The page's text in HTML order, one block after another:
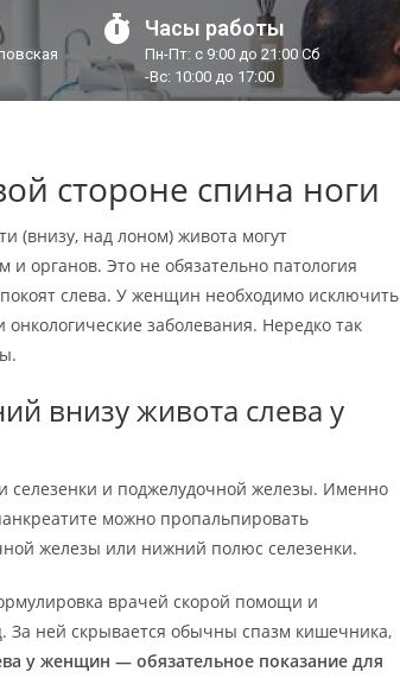
Часы работы
Пн-Пт: с 9:00 до 21:00 Сб
-Вс: 10:00 до 17:00
стороне спина ноги
(внизу, над лоном) живота могут
и органов. Это не обязательно патология
слева. У женщин необходимо исключить
заболевания. Нередко так
внизу живота слева у
селезенки и поджелудочной железы. Именно
можно пропальпировать
железы или нижний полюс селезенки.
врачей скорой помощи и
За ней скрывается обычны спазм кишечника,
у женщин — обязательное показание для